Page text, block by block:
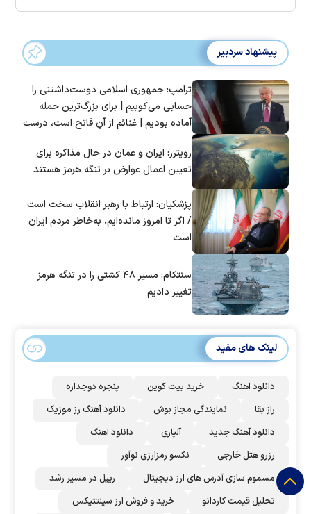
پیشنهاد سردبیر
ترامپ: جمهوری اسلامی دوست‌داشتنی را
حسابی می‌کوبیم | برای بزرگ‌ترین حمله
آماده بودیم | غنائم از آنِ فاتح است، درست
رویترز: ایران و عمان در حال مذاکره برای
تعیین اعمال عوارض بر تنگه هرمز هستند
پزشکیان: ارتباط با رهبر انقلاب سخت است
/ اگر تا امروز مانده‌ایم، به‌خاطر مردم ایران
است
سنتکام: مسیر ۴۸ کشتی را در تنگه هرمز
تغییر دادیم
لینک های مفید
دانلود اهنگ خرید بیت کوین
پنجره دوجداره
راز بقا
نمایندگی مجاز بوش
دانلود آهنگ رز‌ موزیک
دانلود آهنگ جدید
آلپاری
دانلود اهنگ
رزرو هتل خارجی
نکسو رمزارزی نوآور
مسموم سازی آدرس های ارز دیجیتال
ریپل در مسیر رشد
تحلیل قیمت کاردانو
خرید و فروش ارز سینتتیکس